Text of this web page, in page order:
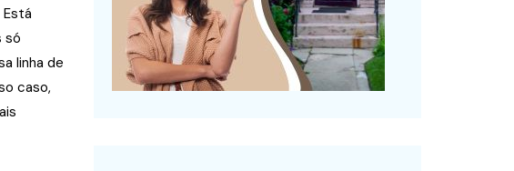
só
linha de
caso,